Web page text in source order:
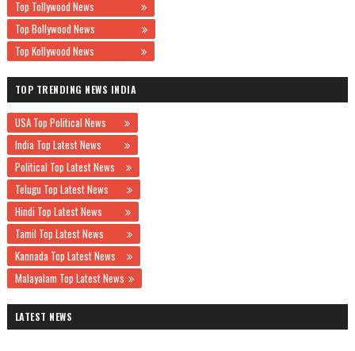
Top Tollywood News
Top Bollywood News
Top Kollywood News
TOP TRENDING NEWS INDIA
USA Top Political News
India Top Latest News
Political Top Latest News
Telugu Top Latest News
Hindi Top Latest News
Tamil Top Latest News
Kannada Top Latest News
Malayalam Top Latest News
LATEST NEWS